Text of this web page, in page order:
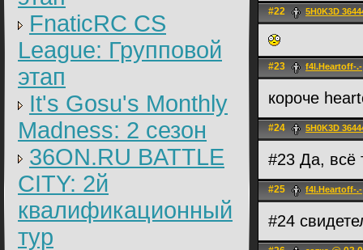
FnaticRC CS
League: Групповой
этап
It's Gosu's Monthly
Madness: 2 сезон
36ON.RU BATTLE
CITY: 2й
квалификационный
тур
#22 5H0K3D
#23 f4l.Heartoff-.-
короче
#24 5H0K3D
#23 Да, всё
#25 f4l.Heartoff-.-
#24